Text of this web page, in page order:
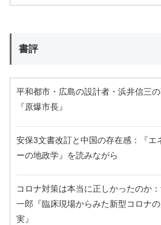
書評
平和都市・広島の設計者・浜井信三
『原爆市長』
安保3文書改訂と中国の存在感：『エ
ーの地政学』を読みながら
コロナ対策は本当に正しかったのか
一郎『臨床現場からみた新型コロナの
実』